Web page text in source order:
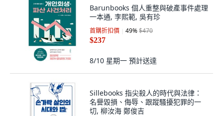
Barunbooks 個人重整與破產事件處理
一本通, 李熙範, 吳有珍
首購折扣價 49%$470
$237
8/10 星期一 預計送達
Sillebooks 指尖殺人的時代與法律：
名譽毀損、侮辱、跟蹤騷擾犯罪的一
切, 柳汝海 鄭俊吉